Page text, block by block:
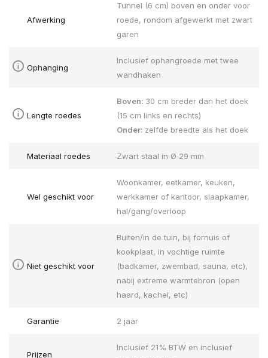
Afwerking
Tunnel (6 cm) boven en onder voor
roede, rondom afgewerkt met zwart
garen
Ophanging
Inclusief ophangroede met twee
wandhaken
Lengte roedes
Boven: 30 cm breder dan het doek
(15 cm links en rechts)
Onder: zelfde breedte als het doek
Materiaal roedes Zwart staal in Ø 29 mm
Wel geschikt voor
Woonkamer, eetkamer, keuken,
werkkamer of kantoor, slaapkamer,
hal/gang/overloop
Niet geschikt voor
Buiten/in de tuin, bij fornuis of
kookplaat, in vochtige ruimte
(badkamer, zwembad, sauna, etc),
nabij extreme warmtebron (open
haard, kachel, etc)
Garantie 2 jaar
Prijzen
Inclusief 21% BTW en inclusief